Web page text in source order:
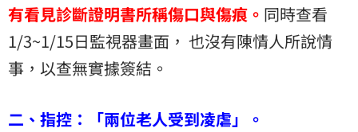
有看見診斷證明書所稱傷口與傷痕。 同時查看
1/3~1/15日監視器畫面， 也沒有陳情人所說情
事，以查無實據簽結。
二、指控：「兩位老人受到凌虐」。